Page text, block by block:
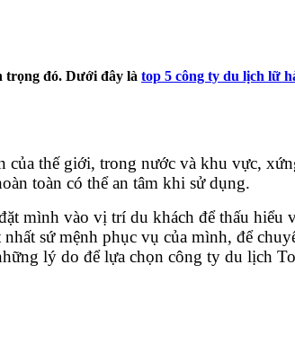
trọng đó. Dưới đây là top 5 công ty du lịch lữ
thế giới, trong nước và khu vực,
toàn có thể an tâm khi sử dụng.
mình vào vị trí du khách để thấu hiểu
sứ mệnh phục vụ của mình, để
lý do để lựa chọn công ty du lịch